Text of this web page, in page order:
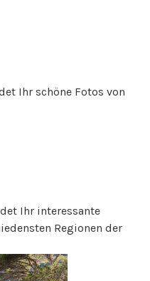
Ihr schöne Fotos von
Ihr interessante
Regionen der